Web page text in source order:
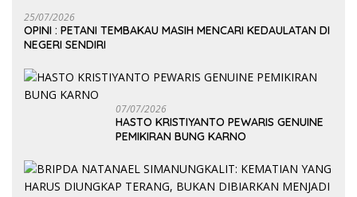
25/07/2026
OPINI : PETANI TEMBAKAU MASIH MENCARI KEDAULATAN DI
NEGERI SENDIRI
07/07/2026
HASTO KRISTIYANTO PEWARIS GENUINE
PEMIKIRAN BUNG KARNO